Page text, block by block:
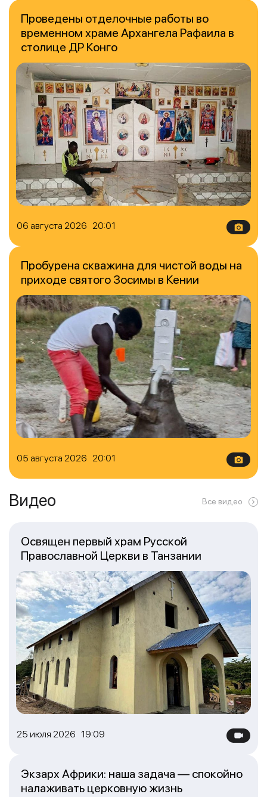
06 августа 2026 20:01
Проведены отделочные работы во
временном храме Архангела Рафаила в
столице ДР Конго
05 августа 2026 20:01
Пробурена скважина для чистой воды на
приходе святого Зосимы в Кении
Видео Все видео
25 июля 2026 19:09
Освящен первый храм Русской
Православной Церкви в Танзании
Экзарх Африки: наша задача — спокойно
налаживать церковную жизнь